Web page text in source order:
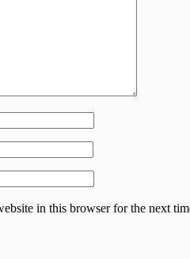
in this browser for the next